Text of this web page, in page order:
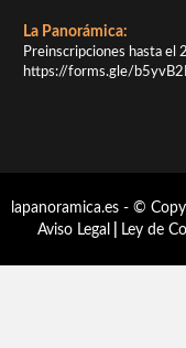
La Panorámica:
Preinscripciones hasta el
https://forms.gle/
lapanoramica.es - ©
Aviso Legal
Ley de